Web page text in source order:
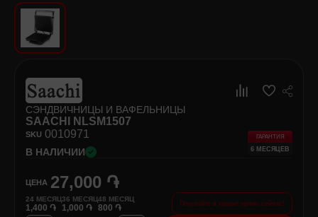
Посуда
Самокаты и Гироскутеры
СЭНДВИЧНИЦЫ И ВАФЕЛЬНИЦЫ
SAACHI NLSM1507
SKU 0010971
В НАЛИЧИИ
ГАРАНТИЯ
6 МЕСЯЦЕВ
ЦЕНА 27,000 ֏
24 МЕСЯЦ
1,400 ֏
36 МЕСЯЦ
1,000 ֏
48 МЕСЯЦ
800 ֏ Покупайте в кредит прямо сейчас!